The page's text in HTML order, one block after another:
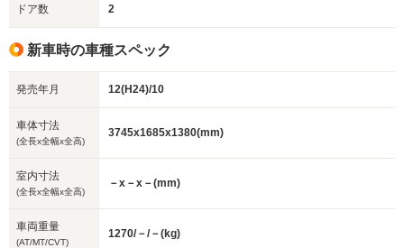
ドア数 2
新車時の車種スペック
発売年月 12(H24)/10
車体寸法
(全長x全幅x全高)
3745x1685x1380(mm)
室内寸法
(全長x全幅x全高)
－x－x－(mm)
車両重量
(AT/MT/CVT)
1270/－/－(kg)